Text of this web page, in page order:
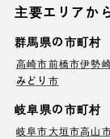
主要エリアか
群馬県の市町村
高崎市前橋市伊勢
みどり市
岐阜県の市町村
岐阜市大垣市高山